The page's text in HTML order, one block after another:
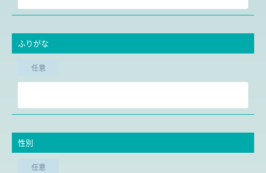
ふりがな
任意
性別
任意